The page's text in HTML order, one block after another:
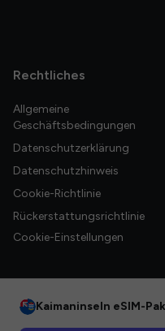
Rechtliches
Allgemeine
Geschäftsbedingungen
Datenschutzerklärung
Datenschutzhinweis
Cookie-Richtlinie
Rückerstattungsrichtlinie
Cookie-Einstellungen
Kaimaninseln eSIM-